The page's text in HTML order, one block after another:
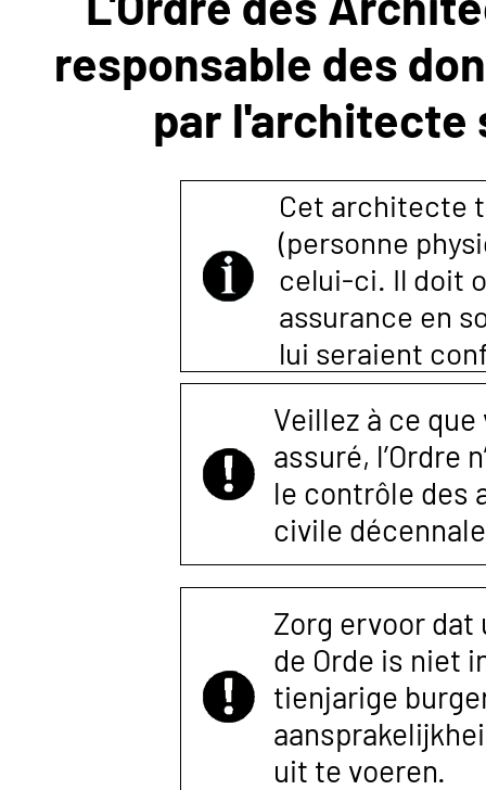
NOUS
CONTACTER
responsable des
par l'architecte
Cet architecte
(personne
celui-ci. Il doit
assurance en
lui seraient
Veillez à ce
assuré, l’Ordre
le contrôle des
civile
Zorg ervoor
de Orde is niet
tienjarige
uit te voeren.